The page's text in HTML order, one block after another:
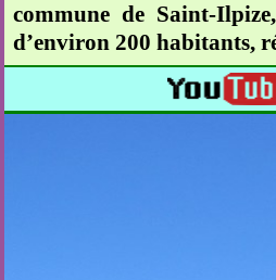
commune de Saint-
d’environ 200 habitants,